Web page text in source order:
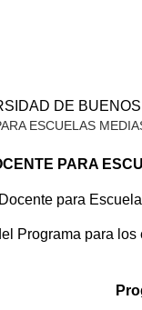
DE
ESCUELAS
PARA
para
Programa para